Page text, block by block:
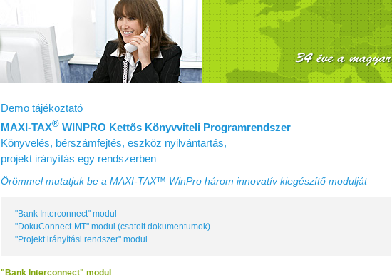
Demo tájékoztató
MAXI‑TAX® WINPRO Kettős Könyvviteli Programrendszer
Könyvelés, bérszámfejtés, eszköz nyilvántartás,
projekt irányítás egy rendszerben
Örömmel mutatjuk be a MAXI‑TAX™ WinPro három innovatív kiegészítő modulját
"Bank Interconnect" modul
"DokuConnect-MT" modul (csatolt dokumentumok)
"Projekt irányítási rendszer" modul
"Bank Interconnect" modul